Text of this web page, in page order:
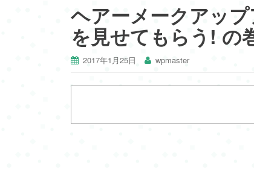
ヘアーメークアッ
を見せてもらう! の
2017年1月25日 wpmaster